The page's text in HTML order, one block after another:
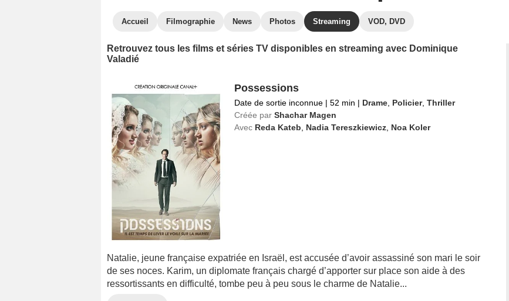
Accueil Filmographie News Photos Streaming VOD, DVD
Retrouvez tous les films et séries TV disponibles en streaming avec Dominique
Valadié
Possessions
Date de sortie inconnue | 52 min | Drame, Policier, Thriller
Créée par Shachar Magen
Avec Reda Kateb Nadia Tereszkiewicz, Noa Koler
Natalie, jeune française expatriée en Israël, est accusée d’avoir assassiné son mari le soir
de ses noces. Karim, un diplomate français chargé d’apporter sur place son aide à des
ressortissants en difficulté, tombe peu à peu sous le charme de Natalie...